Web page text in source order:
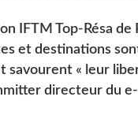
IFTM Top-Résa de
et destinations
« leur
directeur du